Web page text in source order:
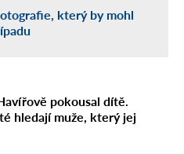
který by mohl
pokousal dítě.
hledají muže, který jej